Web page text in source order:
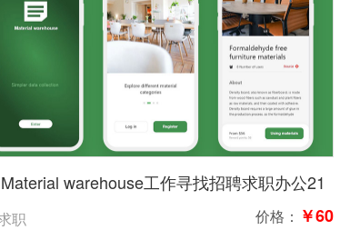
warehouse工作寻找招聘求职办公21
职 价格： ￥60